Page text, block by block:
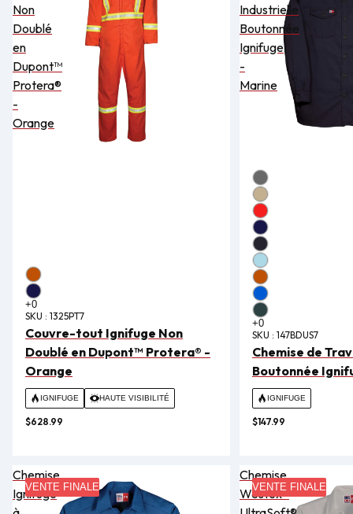
Non
Doublé
en
Dupont™
Protera®
-
Orange
SKU : 1325PT7
Couvre-tout Ignifuge Non
Doublé en Dupont™ Protera® -
Orange
IGNIFUGE HAUTE VISIBILITÉ
$628.99
Industrielle
Boutonnée
Ignifuge
-
Marine
SKU : 147BDUS7
Chemise de
Boutonnée
IGNIFUGE
$147.99
Chemise
Ignifuge
VENTE FINALE
Chemise
Westex®
VENTE FINALE